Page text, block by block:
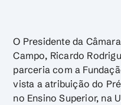
O Presidente da
Campo, Ricardo
parceria com a
vista a atribuição do
no Ensino Superior, na